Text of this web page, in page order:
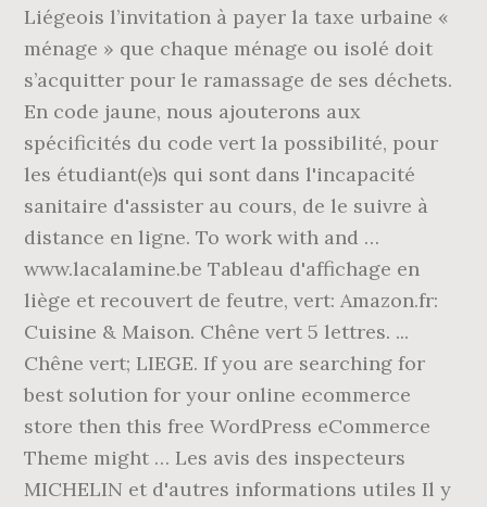
Liégeois l’invitation à payer la taxe urbaine «
ménage » que chaque ménage ou isolé doit
s’acquitter pour le ramassage de ses déchets.
En code jaune, nous ajouterons aux
spécificités du code vert la possibilité, pour
les étudiant(e)s qui sont dans l'incapacité
sanitaire d'assister au cours, de le suivre à
distance en ligne. To work with and …
www.lacalamine.be Tableau d'affichage en
liège et recouvert de feutre, vert: Amazon.fr:
Cuisine & Maison. Chêne vert 5 lettres. ...
Chêne vert; LIEGE. If you are searching for
best solution for your online ecommerce
store then this free WordPress eCommerce
Theme might … Les avis des inspecteurs
MICHELIN et d'autres informations utiles Il y